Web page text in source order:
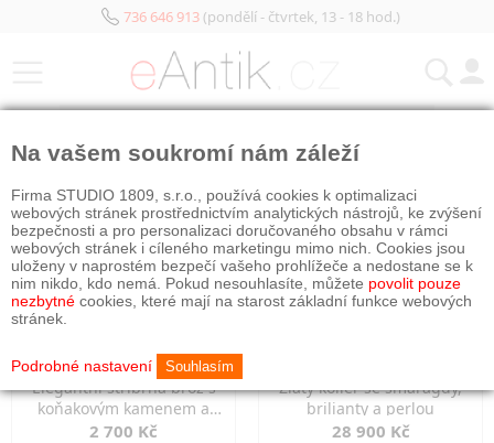
736 646 913(pondělí - čtvrtek, 13 - 18 hod.)
Elegantní stříbrná brož s
koňakovým kamenem a
markazity
2 700 Kč
Zlatý kolier se smaragdy,
brilianty a perlou
28 900 Kč
Na vašem soukromí nám záleží
Firma STUDIO 1809, s.r.o., používá cookies k optimalizaci
webových stránek prostřednictvím analytických nástrojů, ke zvýšení
bezpečnosti a pro personalizaci doručovaného obsahu v rámci
webových stránek i cíleného marketingu mimo nich. Cookies jsou
uloženy v naprostém bezpečí vašeho prohlížeče a nedostane se k
nim nikdo, kdo nemá. Pokud nesouhlasíte, můžete povolit pouze
nezbytné cookies, které mají na starost základní funkce webových
stránek.
Podrobné nastavení Souhlasím